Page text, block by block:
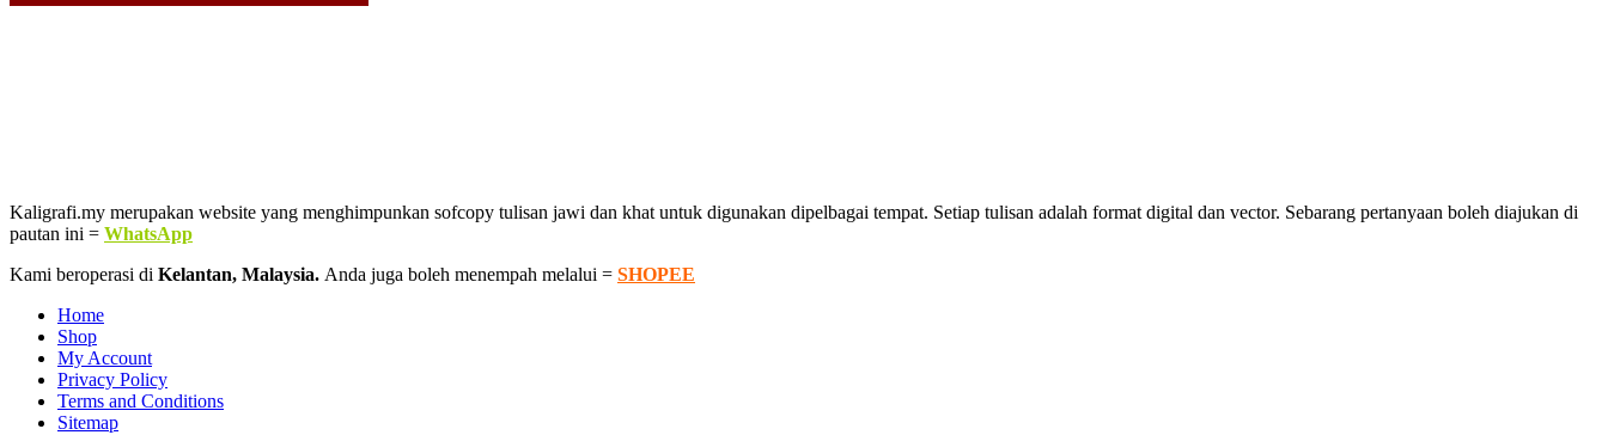
Kaligrafi.my merupakan website yang menghimpunkan sofcopy tulisan jawi dan khat untuk digunakan dipelbagai tempat. Setiap tulisan adalah format digital dan vector. Sebarang pertanyaan boleh diajukan di
pautan ini = WhatsApp
Kami beroperasi di Kelantan, Malaysia. Anda juga boleh menempah melalui = SHOPEE
Home
Shop
My Account
Privacy Policy
Terms and Conditions
Sitemap